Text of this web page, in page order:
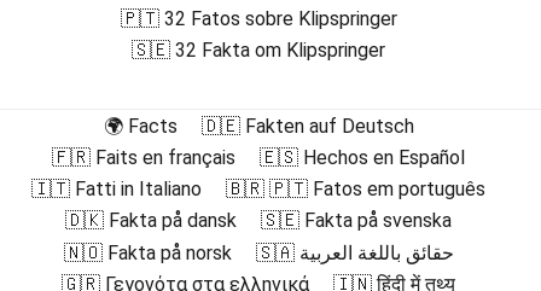
🇵🇹 32 Fatos sobre Klipspringer
🇸🇪 32 Fakta om Klipspringer
🌍 Facts
🇩🇪 Fakten auf Deutsch
🇫🇷 Faits en français
🇪🇸 Hechos en Español
🇮🇹 Fatti in Italiano
🇧🇷 🇵🇹 Fatos em português
🇩🇰 Fakta på dansk
🇸🇪 Fakta på svenska
🇳🇴 Fakta på norsk
🇸🇦 حقائق باللغة العربية
🇬🇷 Γεγονότα στα ελληνικά
🇮🇳 हिंदी में तथ्य